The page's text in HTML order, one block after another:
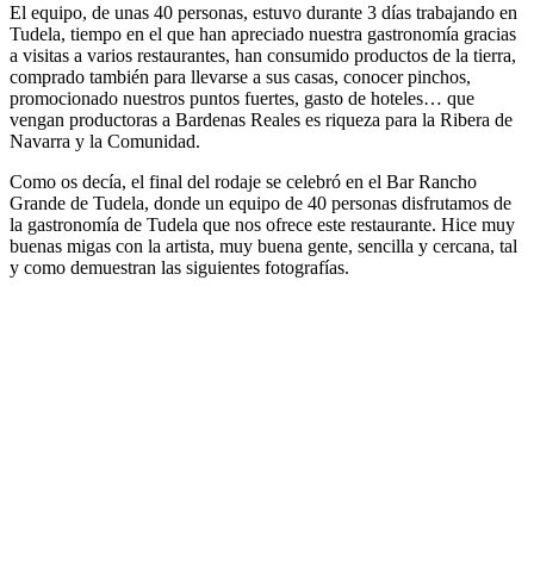
El equipo, de unas 40 personas, estuvo durante 3 días trabajando en
Tudela, tiempo en el que han apreciado nuestra gastronomía gracias
a visitas a varios restaurantes, han consumido productos de la tierra,
comprado también para llevarse a sus casas, conocer pinchos,
promocionado nuestros puntos fuertes, gasto de hoteles… que
vengan productoras a Bardenas Reales es riqueza para la Ribera de
Navarra y la Comunidad.
Como os decía, el final del rodaje se celebró en el Bar Rancho
Grande de Tudela, donde un equipo de 40 personas disfrutamos de
la gastronomía de Tudela que nos ofrece este restaurante. Hice muy
buenas migas con la artista, muy buena gente, sencilla y cercana, tal
y como demuestran las siguientes fotografías.